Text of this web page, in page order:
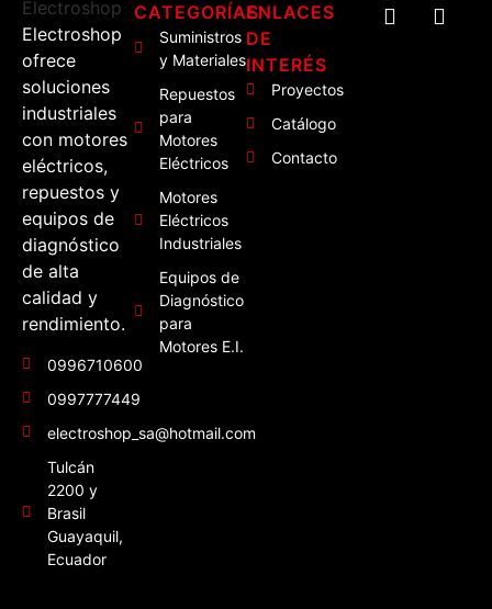
Electroshop
ofrece
soluciones
industriales
con motores
eléctricos,
repuestos y
equipos de
diagnóstico
de alta
calidad y
rendimiento.
0996710600
0997777449
electroshop_sa@hotmail.com
Tulcán
2200 y
Brasil
Guayaquil,
Ecuador
CATEGORÍAS
Suministros
y Materiales
Repuestos
para
Motores
Eléctricos
Motores
Eléctricos
Industriales
Equipos de
Diagnóstico
para
Motores E.I.
ENLACES
DE
INTERÉS
Proyectos
Catálogo
Contacto